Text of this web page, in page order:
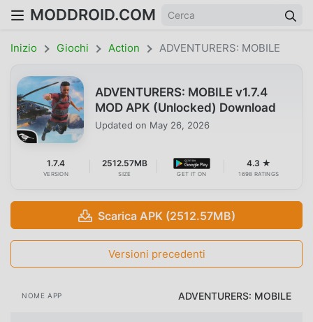
MODDROID.COM
Inizio Giochi Action ADVENTURERS: MOBILE
ADVENTURERS: MOBILE v1.7.4
MOD APK (Unlocked) Download
Updated on May 26, 2026
1.7.4
VERSION
2512.57MB
SIZE GET IT ON
4.3 ★
1698 RATINGS
Scarica APK (2512.57MB)
Versioni precedenti
NOME APP ADVENTURERS: MOBILE